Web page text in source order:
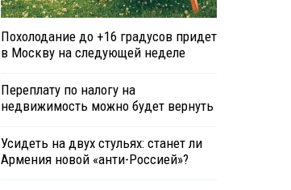
Похолодание до +16 градусов придет
в Москву на следующей неделе
Переплату по налогу на
недвижимость можно будет вернуть
Усидеть на двух стульях: станет ли
Армения новой «анти-Россией»?